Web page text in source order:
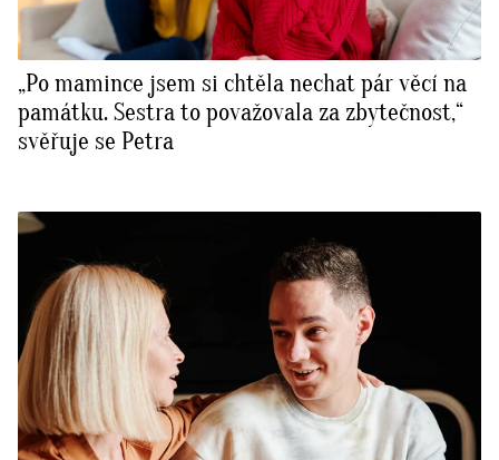
„Po mamince jsem si chtěla nechat pár věcí na
památku. Sestra to považovala za zbytečnost,“
svěřuje se Petra